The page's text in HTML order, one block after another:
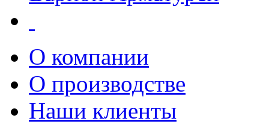
О компании
О производстве
Наши клиенты